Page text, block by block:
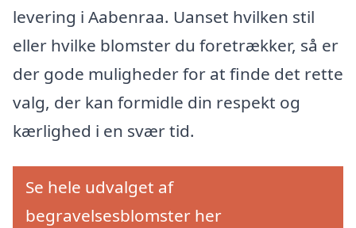
levering i Aabenraa. Uanset hvilken stil
eller hvilke blomster du foretrækker, så er
der gode muligheder for at finde det rette
valg, der kan formidle din respekt og
kærlighed i en svær tid.
Se hele udvalget af
begravelsesblomster her